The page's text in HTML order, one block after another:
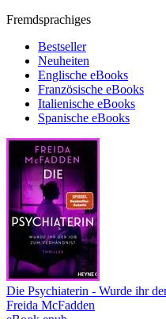
Fremdsprachiges
Bestseller
Neuheiten
Englische eBooks
Französische eBooks
Italienische eBooks
Spanische eBooks
Die Psychiaterin - Wurde ihr
Freida McFadden